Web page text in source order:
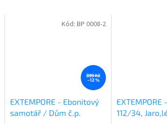
399 Kč
–12 %
EXTEMPORE - Ebonitový
samotář / Dům č.p.
Kód: BP 0008-2
EXTEMPORE
112/34,